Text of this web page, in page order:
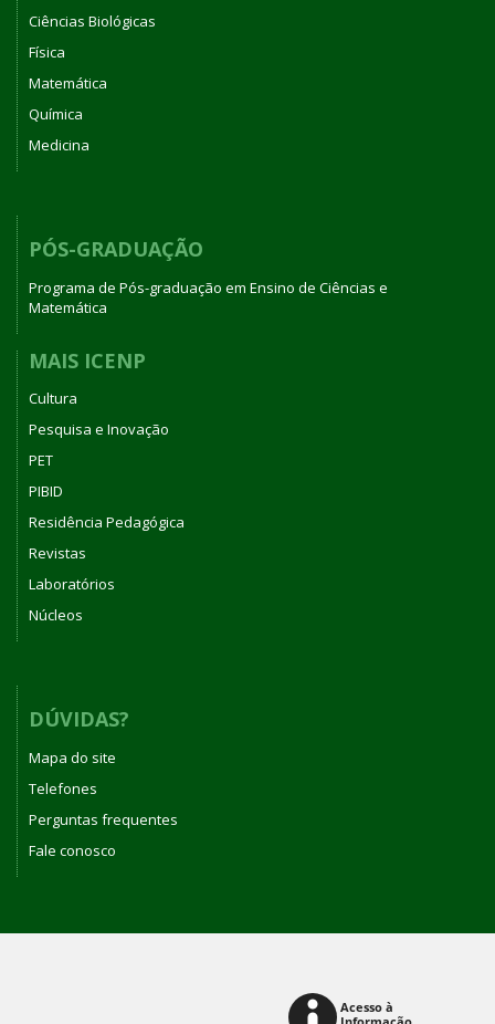
Ciências Biológicas
Física
Matemática
Química
Medicina
PÓS-GRADUAÇÃO
Programa de Pós-graduação em Ensino de Ciências e
Matemática
MAIS ICENP
Cultura
Pesquisa e Inovação
PET
PIBID
Residência Pedagógica
Revistas
Laboratórios
Núcleos
DÚVIDAS?
Mapa do site
Telefones
Perguntas frequentes
Fale conosco